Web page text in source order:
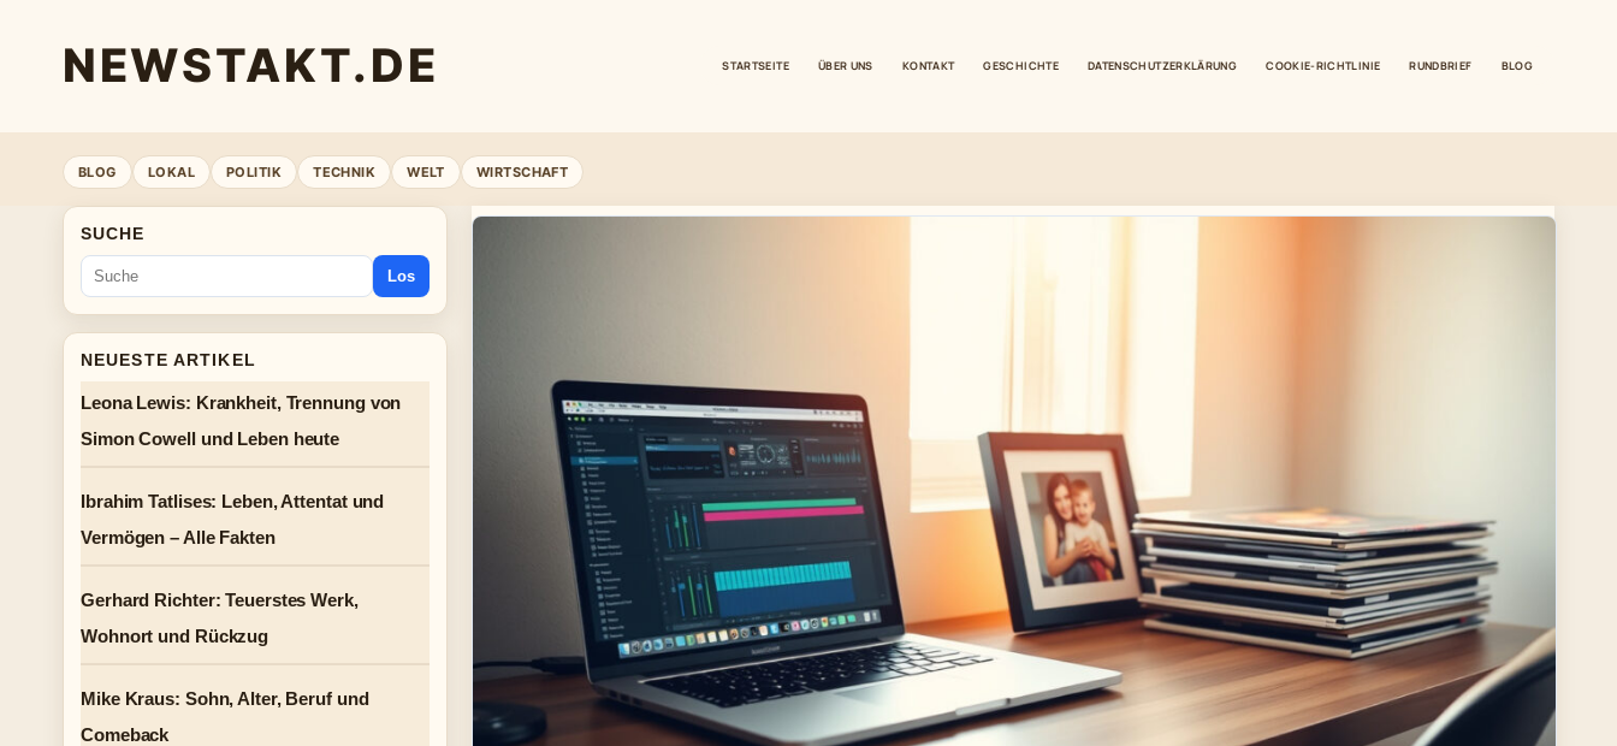
NEWSTAKT.DE STARTSEITE ÜBER UNS KONTAKT GESCHICHTE DATENSCHUTZERKLÄRUNG COOKIE-RICHTLINIE RUNDBRIEF BLOG
BLOG LOKAL POLITIK TECHNIK WELT WIRTSCHAFT
SUCHE
Los
NEUESTE ARTIKEL
Leona Lewis: Krankheit, Trennung von
Simon Cowell und Leben heute
Ibrahim Tatlises: Leben, Attentat und
Vermögen – Alle Fakten
Gerhard Richter: Teuerstes Werk,
Wohnort und Rückzug
Mike Kraus: Sohn, Alter, Beruf und
Comeback